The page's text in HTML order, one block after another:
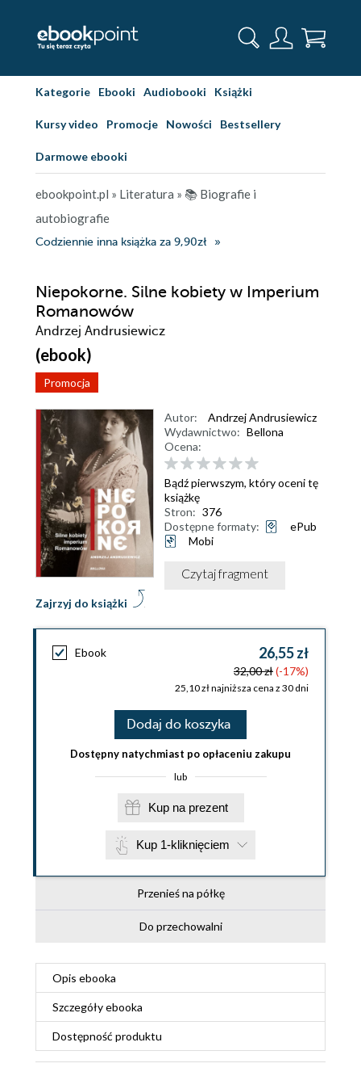
Kategorie Ebooki Audiobooki Książki
Kursy video Promocje Nowości Bestsellery
Darmowe ebooki
ebookpoint.pl » Literatura » 📚 Biografie i
autobiografie
Codziennie inna książka za 9,90zł
Niepokorne. Silne kobiety w Imperium
Romanowów
Andrzej Andrusiewicz
(ebook)
Promocja
Zajrzyj do książki
Autor:
Andrzej Andrusiewicz
Wydawnictwo: Bellona
Ocena:
Bądź pierwszym, który oceni tę
książkę
Stron: 376
Dostępne formaty:
ePub
Mobi
Czytaj fragment
Ebook 26,55 zł
32,00 zł(-17%)
25,10 zł najniższa cena z 30 dni
Dodaj do koszyka
Dostępny natychmiast po opłaceniu zakupu
lub
Kup na prezent
Kup 1-kliknięciem
Przenieś na półkę
Do przechowalni
Opis ebooka
Szczegółyebooka
Dostępność produktu